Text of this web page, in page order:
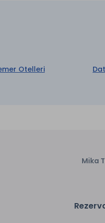
Otelleri
Mika